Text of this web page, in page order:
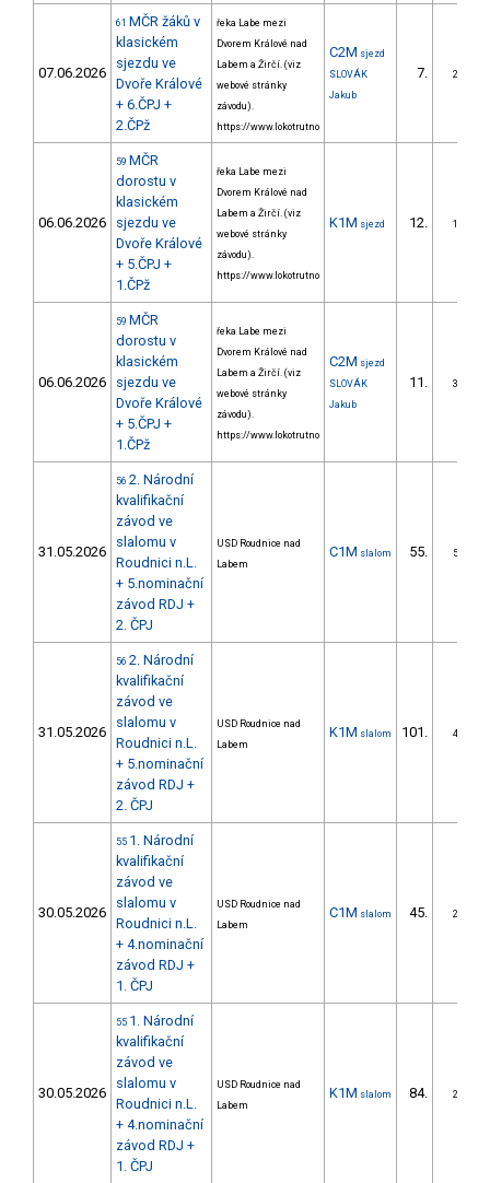
07.06.2026
61 MČR žáků v
klasickém
sjezdu ve
Dvoře Králové
+ 6.ČPJ +
2.ČPž
řeka Labe mezi
Dvorem Králové nad
Labem a Žirčí. (viz
webové stránky
závodu).
https://www.lokotrutno
C2M sjezd
SLOVÁK
Jakub
7. 2/ZS
06.06.2026
59 MČR
dorostu v
klasickém
sjezdu ve
Dvoře Králové
+ 5.ČPJ +
1.ČPž
řeka Labe mezi
Dvorem Králové nad
Labem a Žirčí. (viz
webové stránky
závodu).
https://www.lokotrutno
K1M sjezd 12. 1/ZS
06.06.2026
59 MČR
dorostu v
klasickém
sjezdu ve
Dvoře Králové
+ 5.ČPJ +
1.ČPž
řeka Labe mezi
Dvorem Králové nad
Labem a Žirčí. (viz
webové stránky
závodu).
https://www.lokotrutno
C2M sjezd
SLOVÁK
Jakub
11. 3/ZS
31.05.2026
56 2. Národní
kvalifikační
závod ve
slalomu v
Roudnici n.L.
+ 5.nominační
závod RDJ +
2. ČPJ
USD Roudnice nad
Labem
C1M slalom 55. 5/ZS
31.05.2026
56 2. Národní
kvalifikační
závod ve
slalomu v
Roudnici n.L.
+ 5.nominační
závod RDJ +
2. ČPJ
USD Roudnice nad
Labem
K1M slalom 101. 4/ZS
30.05.2026
55 1. Národní
kvalifikační
závod ve
slalomu v
Roudnici n.L.
+ 4.nominační
závod RDJ +
1. ČPJ
USD Roudnice nad
Labem
C1M slalom 45. 2/ZS
30.05.2026
55 1. Národní
kvalifikační
závod ve
slalomu v
Roudnici n.L.
+ 4.nominační
závod RDJ +
1. ČPJ
USD Roudnice nad
Labem
K1M slalom 84. 2/ZS